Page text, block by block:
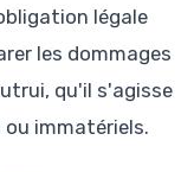
légale
les dommages
qu'il s'agisse
ou immatériels.